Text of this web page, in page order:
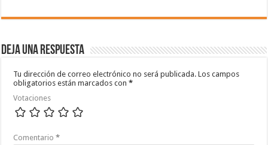
Deja una respuesta
Tu dirección de correo electrónico no será publicada. Los campos
obligatorios están marcados con*
Votaciones
Comentario*